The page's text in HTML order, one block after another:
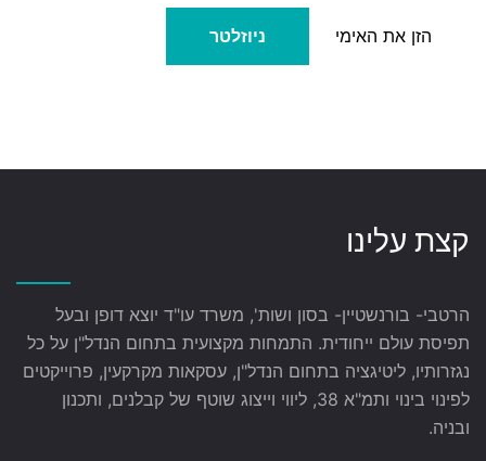
ניוזלטר
קצת עלינו
הרטבי- בורנשטיין- בסון ושות', משרד עו"ד יוצא דופן ובעל
תפיסת עולם ייחודית. התמחות מקצועית בתחום הנדל"ן על כל
נגזרותיו, ליטיגציה בתחום הנדל"ן, עסקאות מקרקעין, פרוייקטים
לפינוי בינוי ותמ"א 38, ליווי וייצוג שוטף של קבלנים, ותכנון
ובניה.